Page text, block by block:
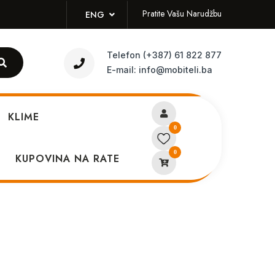
ENG Pratite Vašu Narudžbu
Telefon (+387) 61 822 877
E-mail: info@mobiteli.ba
KLIME
KUPOVINA NA RATE
0
0
P30 pro Aurora